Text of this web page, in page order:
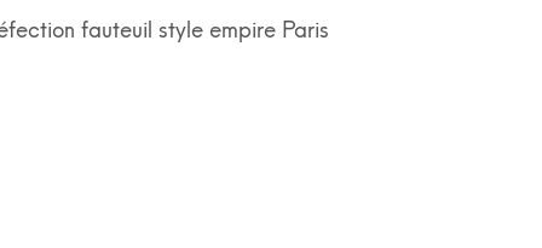
fauteuil style empire Paris